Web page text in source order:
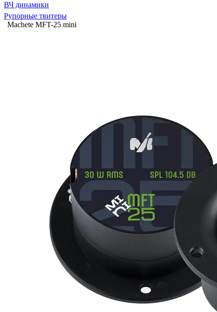
ВЧ динамики
Рупорные твитеры
Machete MFT-25 mini